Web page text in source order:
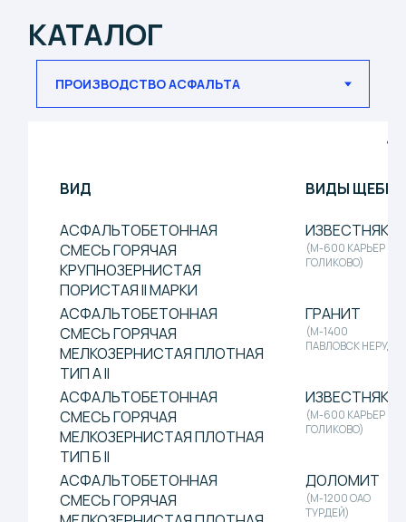
АСФАЛЬТОБЕТОННАЯ
СМЕСЬ ГОРЯЧАЯ
КРУПНОЗЕРНИСТАЯ
ПОРИСТАЯ II МАРКИ
СМЕСЬ ГОРЯЧАЯ
ТИП Б II
(М-600 КАРЬЕР
ГОЛИКОВО)
АСФАЛЬТОБЕТОННАЯ
СМЕСЬ ГОРЯЧАЯ
МЕЛКОЗЕРНИСТАЯ ПЛОТНАЯ
ТИП Б II
ДОЛОМИТ
(М-1200 ОАО
АСФАЛЬТОБЕТОННАЯ
СМЕСЬ ГОРЯЧАЯ
МЕЛКОЗЕРНИСТАЯ ПЛОТНАЯ
ТИП Б II
ГРАНИТ
ПАВЛОВСК НЕРУД)
АСФАЛЬТОБЕТОННАЯ
СМЕСЬ ГОРЯЧАЯ
МЕЛКОЗЕРНИСТАЯ ПЛОТНАЯ
ТИП В II
ИЗВЕСТНЯК
(М-600 КАРЬЕР
ГОЛИКОВО)
АСФАЛЬТОБЕТОННАЯ
СМЕСЬ ГОРЯЧАЯ
МЕЛКОЗЕРНИСТАЯ ПЛОТНАЯ
ТИП В II
(М-1200 ОАО